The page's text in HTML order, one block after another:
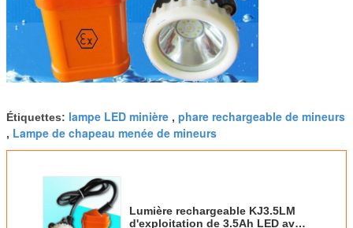
Étiquettes: lampe LED minière , phare rechargeable de mineurs
, Lampe de chapeau menée de mineurs
Lumière rechargeable KJ3.5LM
d'exploitation de 3.5Ah LED avec